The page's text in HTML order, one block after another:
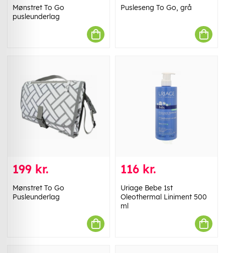
Mønstret To Go
pusleunderlag
Pusleseng To Go, grå
199 kr.
Mønstret To Go
Pusleunderlag
116 kr.
Uriage Bebe 1st
Oleothermal Liniment 500
ml